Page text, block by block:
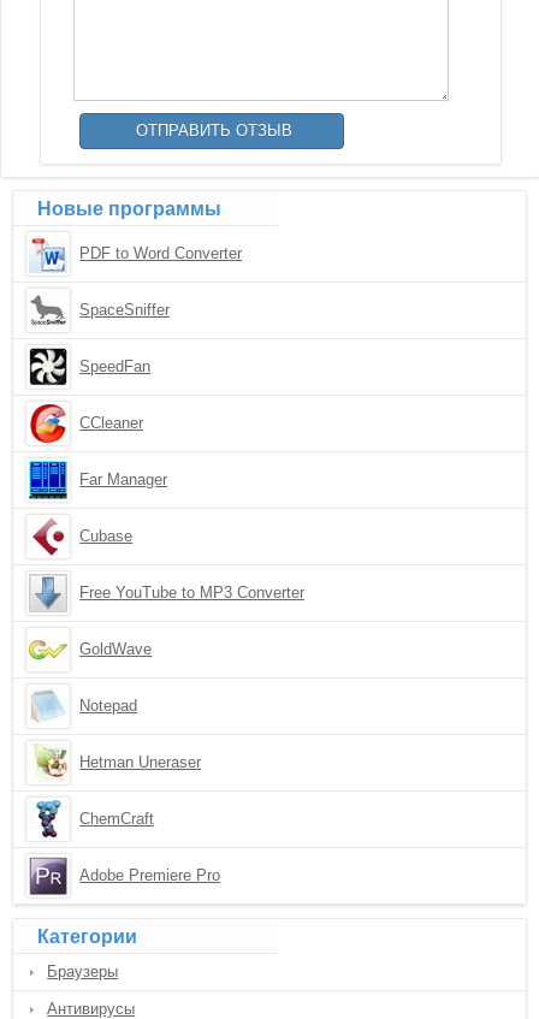
Новые программы
PDF to Word Converter
SpaceSniffer
SpeedFan
CCleaner
Far Manager
Cubase
Free YouTube to MP3 Converter
GoldWave
Notepad
Hetman Uneraser
ChemCraft
Adobe Premiere Pro
Категории
Браузеры
Антивирусы